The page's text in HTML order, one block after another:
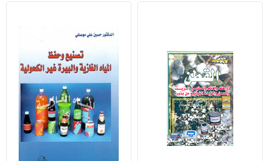
مطرزات
حقائب
حلي
عناية
بالذات
صابون
حدود
عن
الشركة
سياسة
الشركة
فيديوهات
حسابك
الأمنيات